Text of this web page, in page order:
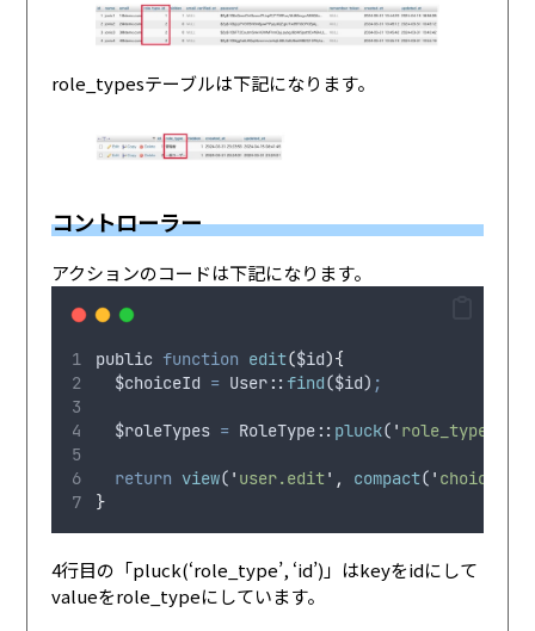
role_typesテーブルは下記になります。
コントローラー
アクションのコードは下記になります。
public function edit($id){
$choiceId = User: : find($id) ;
$roleTypes = RoleType: : pluck( ' role_type
return view( ' user.edit' , compact( ' choiceId
}
4行目の「pluck(‘role_type’, ‘id’)」はkeyをidにして
valueをrole_typeにしています。